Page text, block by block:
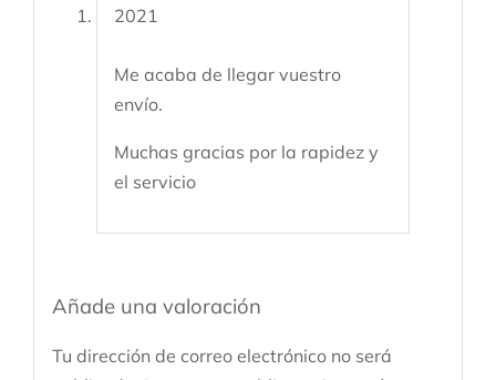
2021
Me acaba de llegar vuestro
envío.
Muchas gracias por la rapidez y
el servicio
Añade una valoración
Tu dirección de correo electrónico no será